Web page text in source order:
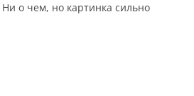
о чем, но картинка сильно